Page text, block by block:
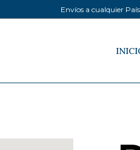
Envíos a cualquier